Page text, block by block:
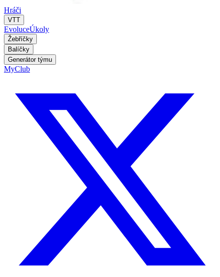
Hráči
VTT
EvoluceÚkoly
Žebříčky
Balíčky
Generátor týmu
MyClub